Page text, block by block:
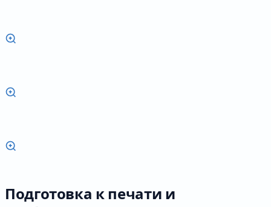
Подготовка к печати и